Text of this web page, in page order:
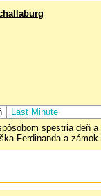
Last Minute
spestria deň
Ferdinanda a